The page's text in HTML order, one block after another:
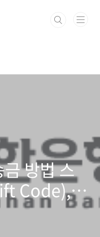
방법 스
Code),